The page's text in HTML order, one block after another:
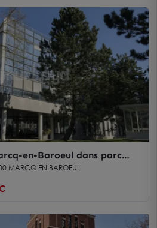
en-Baroeul dans parc
MARCQ EN BAROEUL